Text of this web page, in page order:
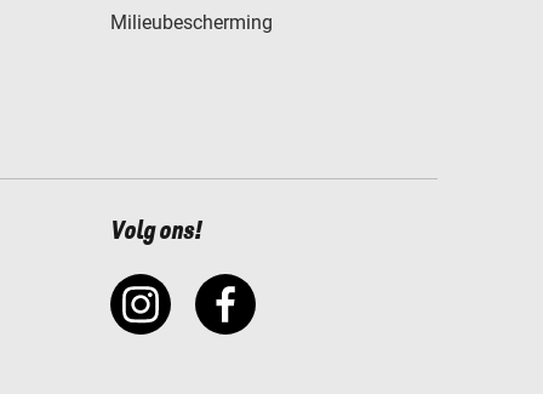
Milieubescherming
Volg ons!